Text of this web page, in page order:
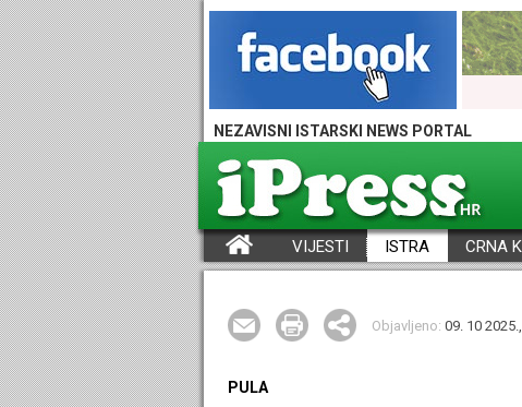
NEZAVISNI ISTARSKI NEWS PORTAL
VIJESTI ISTRA CRNA
Objavljeno: 09. 10
PULA